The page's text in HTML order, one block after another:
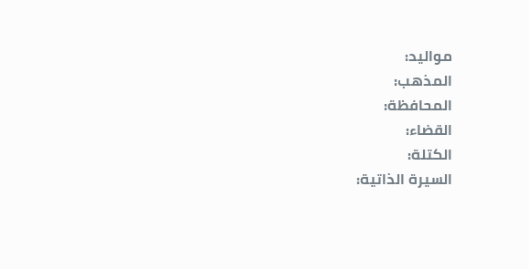
مواليد:
المذهب:
المحافظة:
القضاء:
الكتلة:
السيرة الذاتية: